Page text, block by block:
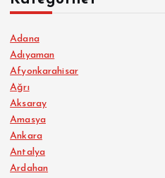
Adana
Adıyaman
Afyonkarahisar
Ağrı
Aksaray
Amasya
Ankara
Antalya
Ardahan